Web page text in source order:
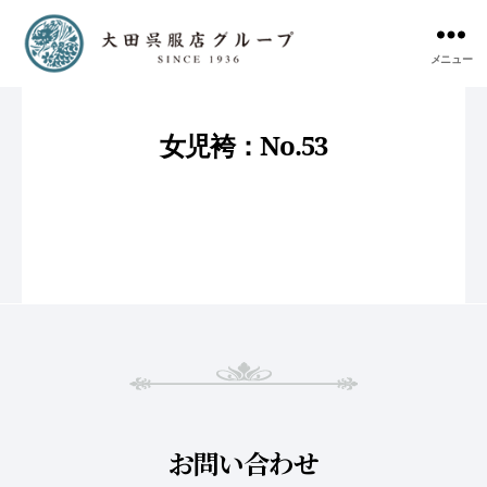
メニュー
女児袴：No.53
お問い合わせ